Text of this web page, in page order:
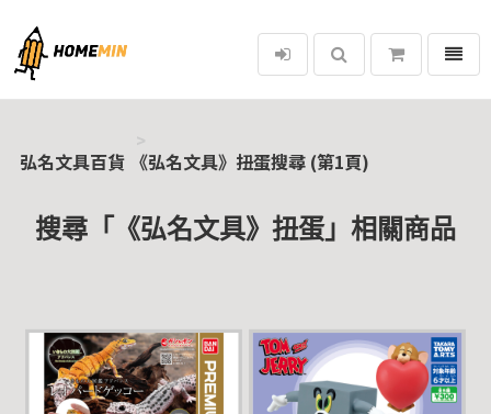
弘名文具百貨
選單
弘名文具百貨 《弘名文具》扭蛋搜尋 (第1頁)
搜尋「《弘名文具》扭蛋」相關商品